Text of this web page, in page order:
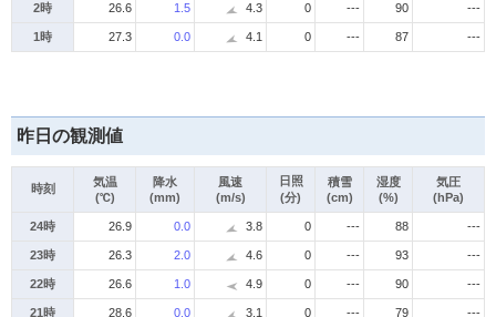
2時 26.6 1.5 4.3 0 --- 90 ---
1時 27.3 0.0 4.1 0 --- 87 ---
昨日の観測値
時刻
気温
(℃)
降水
(mm)
風速
(m/s)
日照
(分)
積雪
(cm)
湿度
(%)
気圧
(hPa)
24時 26.9 0.0 3.8 0 --- 88 ---
23時 26.3 2.0 4.6 0 --- 93 ---
22時 26.6 1.0 4.9 0 --- 90 ---
21時 28.6 0.0 3.1 0 --- 79 ---